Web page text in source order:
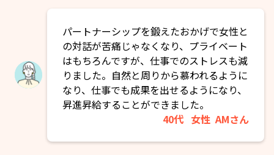
パートナーシップを鍛えたおかげで女性と
の対話が苦痛じゃなくなり、プライベート
はもちろんですが、仕事でのストレスも減
りました。自然と周りから慕われるように
なり、仕事でも成果を出せるようになり、
昇進昇給することができました。
40代 女性 AMさん